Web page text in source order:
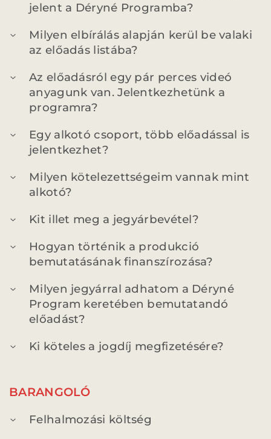
KÖZREMŰKÖDŐK:
STÁB SZAKMAI BIZOTTSÁG
MENTOROK
GYAKORI KÉRDÉSEK
ELŐADÁSOK LISTÁJA
VIDEÓGALÉRIA
jelent a Déryné Programba?
Milyen elbírálás alapján kerül be valaki
az előadás listába?
Az előadásról egy pár perces videó
anyagunk van. Jelentkezhetünk a
programra?
Egy alkotó csoport, több előadással is
jelentkezhet?
Milyen kötelezettségeim vannak mint
alkotó?
Kit illet meg a jegyárbevétel?
Hogyan történik a produkció
bemutatásának finanszírozása?
Milyen jegyárral adhatom a Déryné
Program keretében bemutatandó
előadást?
Ki köteles a jogdíj megfizetésére?
BARANGOLÓ
Felhalmozási költség